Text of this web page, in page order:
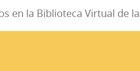
en la Biblioteca Virtual de